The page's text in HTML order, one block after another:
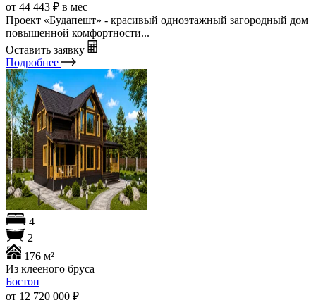
от 44 443 ₽ в мес
Проект «Будапешт» - красивый одноэтажный загородный дом
повышенной комфортности...
Оставить заявку
Подробнее
4
2
176 м²
Из клееного бруса
Бостон
от 12 720 000 ₽